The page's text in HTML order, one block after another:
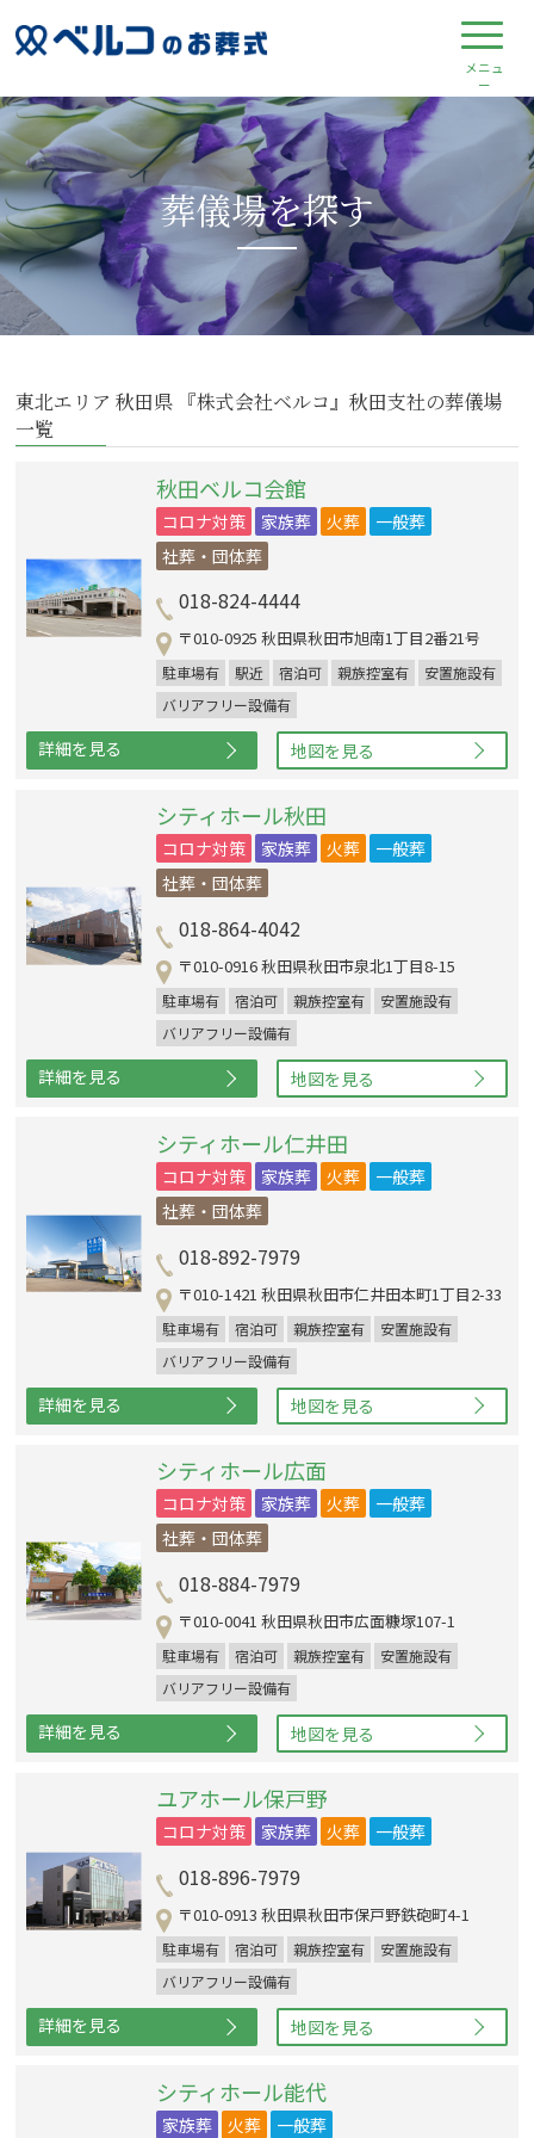
葬儀場を探す
東北エリア 秋田県 『株式会社ベルコ』秋田支社の葬儀場
一覧
秋田ベルコ会館
コロナ対策 家族葬 火葬
一般葬
社葬・団体葬
018-824-4444
〒010-0925 秋田県秋田市旭南1丁目2番21号
駐車場有 駅近 宿泊可 親族控室有
安置施設有
バリアフリー設備有
詳細を見る 地図を見る
シティホール秋田
コロナ対策 家族葬 火葬
一般葬
社葬・団体葬
018-864-4042
〒010-0916 秋田県秋田市泉北1丁目8-15
駐車場有 宿泊可 親族控室有
安置施設有
バリアフリー設備有
詳細を見る 地図を見る
シティホール仁井田
コロナ対策 家族葬 火葬
一般葬
社葬・団体葬
018-892-7979
〒010-1421 秋田県秋田市仁井田本町1丁目2-33
駐車場有 宿泊可 親族控室有
安置施設有
バリアフリー設備有
詳細を見る 地図を見る
シティホール広面
コロナ対策 家族葬 火葬
一般葬
社葬・団体葬
018-884-7979
〒010-0041 秋田県秋田市広面糠塚107-1
駐車場有 宿泊可 親族控室有
安置施設有
バリアフリー設備有
詳細を見る 地図を見る
ユアホール保戸野
コロナ対策 家族葬 火葬 一般葬
018-896-7979
〒010-0913 秋田県秋田市保戸野鉄砲町4-1
駐車場有 宿泊可 親族控室有
安置施設有
バリアフリー設備有
詳細を見る 地図を見る
シティホール能代
家族葬 火葬 一般葬